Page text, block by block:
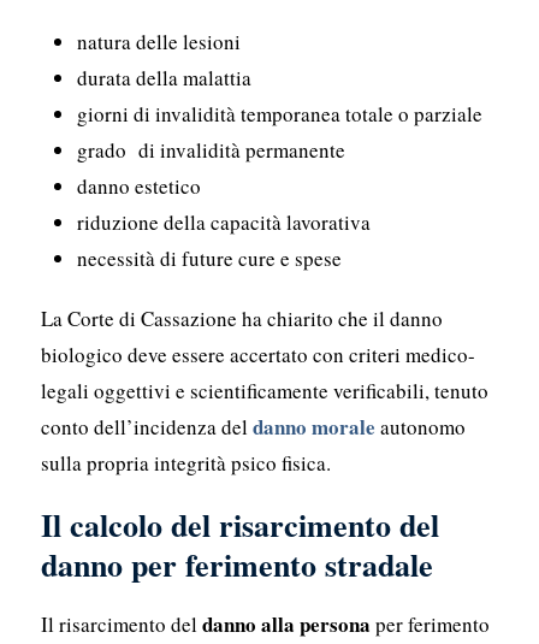
natura delle lesioni
durata della malattia
giorni di invalidità temporanea totale o parziale
grado di invalidità permanente
danno estetico
riduzione della capacità lavorativa
necessità di future cure e spese
La Corte di Cassazione ha chiarito che il danno
biologico deve essere accertato con criteri medico-
legali oggettivi e scientificamente verificabili, tenuto
conto dell’incidenza deldanno morale autonomo
sulla propria integrità psico fisica.
Il calcolo del risarcimento del
danno per ferimento stradale
Il risarcimento deldanno alla persona per ferimento